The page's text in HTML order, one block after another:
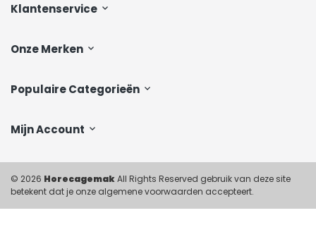
Klantenservice
Onze Merken
Populaire Categorieën
Mijn Account
© 2026 HorecagemakAll Rights Reserved gebruik van deze site
betekent dat je onze algemene voorwaarden accepteert.